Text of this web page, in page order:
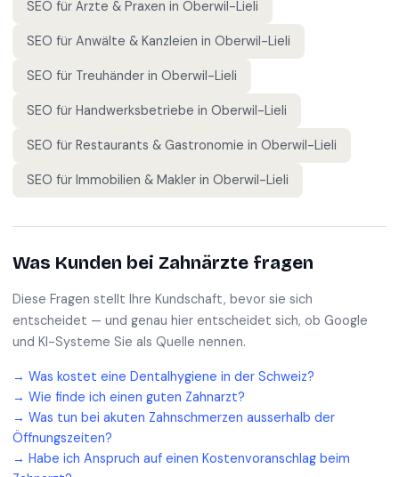
SEO für Ärzte & Praxen in Oberwil-Lieli
SEO für Anwälte & Kanzleien in Oberwil-Lieli
SEO für Treuhänder in Oberwil-Lieli
SEO für Handwerksbetriebe in Oberwil-Lieli
SEO für Restaurants & Gastronomie in Oberwil-Lieli
SEO für Immobilien & Makler in Oberwil-Lieli
Was Kunden bei Zahnärzte fragen
Diese Fragen stellt Ihre Kundschaft, bevor sie sich
entscheidet — und genau hier entscheidet sich, ob Google
und KI-Systeme Sie als Quelle nennen.
→ Was kostet eine Dentalhygiene in der Schweiz?
→ Wie finde ich einen guten Zahnarzt?
→ Was tun bei akuten Zahnschmerzen ausserhalb der
Öffnungszeiten?
→ Habe ich Anspruch auf einen Kostenvoranschlag beim